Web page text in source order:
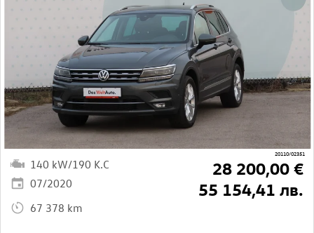
20110/02351
140 kW/190 K.C
07/2020
67 378 km
28 200,00 €
55 154,41 лв.